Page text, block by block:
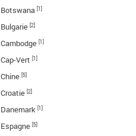
Botswana [1]
Bulgarie [2]
Cambodge [1]
Cap-Vert [1]
Chine [5]
Croatie [2]
Danemark [1]
Espagne [5]